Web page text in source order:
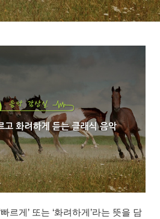
르게’ 또는 ‘화려하게’라는 뜻을 담